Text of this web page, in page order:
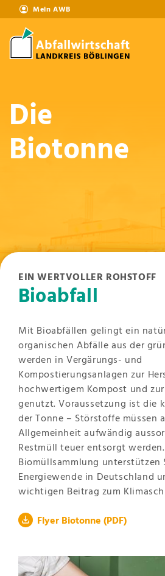
Mein AWB
Die
Biotonne
EIN WERTVOLLER ROHSTOFF
Bioabfall
Mit Bioabfällen gelingt ein
organischen Abfälle aus der
werden in Vergärungs- und
Kompostierungsanlagen zur
hochwertigem Kompost und
genutzt. Voraussetzung ist die
der Tonne – Störstoffe müssen
Allgemeinheit aufwändig
Restmüll teuer entsorgt
Biomüllsammlung unterstützen
Energiewende in Deutschland
wichtigen Beitrag zum
Flyer Biotonne(PDF)